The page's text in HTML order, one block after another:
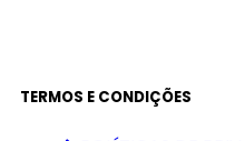
TERMOS E CONDIÇÕES